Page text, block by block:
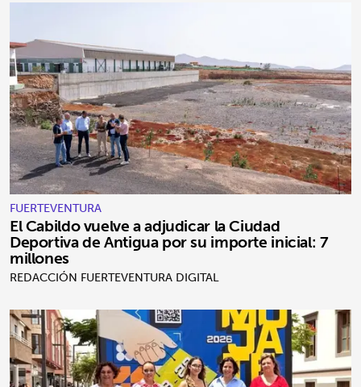
FUERTEVENTURA
El Cabildo vuelve a adjudicar la Ciudad
Deportiva de Antigua por su importe inicial: 7
millones
REDACCIÓN FUERTEVENTURA DIGITAL